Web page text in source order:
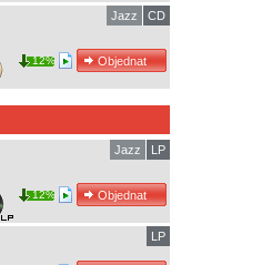
CD
Jazz
12%
LP
Jazz
12%
LP